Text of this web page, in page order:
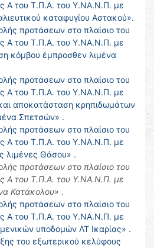
Α του Τ.Π.Α. του Υ.ΝΑ.Ν.Π. με
καταφυγίου Αστακού».
προτάσεων στο πλαίσιο του
Α του Τ.Π.Α. του Υ.ΝΑ.Ν.Π. με
κόμβου έμπροσθεν λιμένα
προτάσεων στο πλαίσιο του
Α του Τ.Π.Α. του Υ.ΝΑ.Ν.Π. με
αποκατάσταση κρηπιδωμάτων
Σπετσών» .
προτάσεων στο πλαίσιο του
Α του Τ.Π.Α. του Υ.ΝΑ.Ν.Π. με
λιμένες Θάσου» .
προτάσεων στο πλαίσιο του
Α του Τ.Π.Α. του Υ.ΝΑ.Ν.Π. με
Κατάκολου» .
προτάσεων στο πλαίσιο του
Α του Τ.Π.Α. του Υ.ΝΑ.Ν.Π. με
υποδομών ΛΤ Ικαρίας» .
του εξωτερικού κελύφους